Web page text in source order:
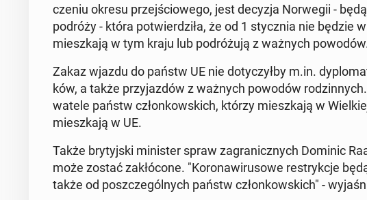
cze­niu okresu przej­ścio­we­go, jest decyzja Nor­we­gii -
podróży - która po­twier­dzi­ła, że od 1 stycz­nia nie będzie
miesz­ka­ją w tym kraju lub po­dró­żu­ją z ważnych
Zakaz wjazdu do państw UE nie do­ty­czył­by m.in.
ków, a także przy­jaz­dów z ważnych powodów
wa­te­le państw człon­kow­skich, którzy miesz­ka­ją w
miesz­ka­ją w UE.
Także bry­tyj­ski mi­ni­ster spraw za­gra­nicz­nych Dominic
może zostać za­kłó­co­ne. "Ko­ro­na­wi­ru­so­we re­stryk­cje
także od po­szcze­gól­nych państw człon­kow­skich" -